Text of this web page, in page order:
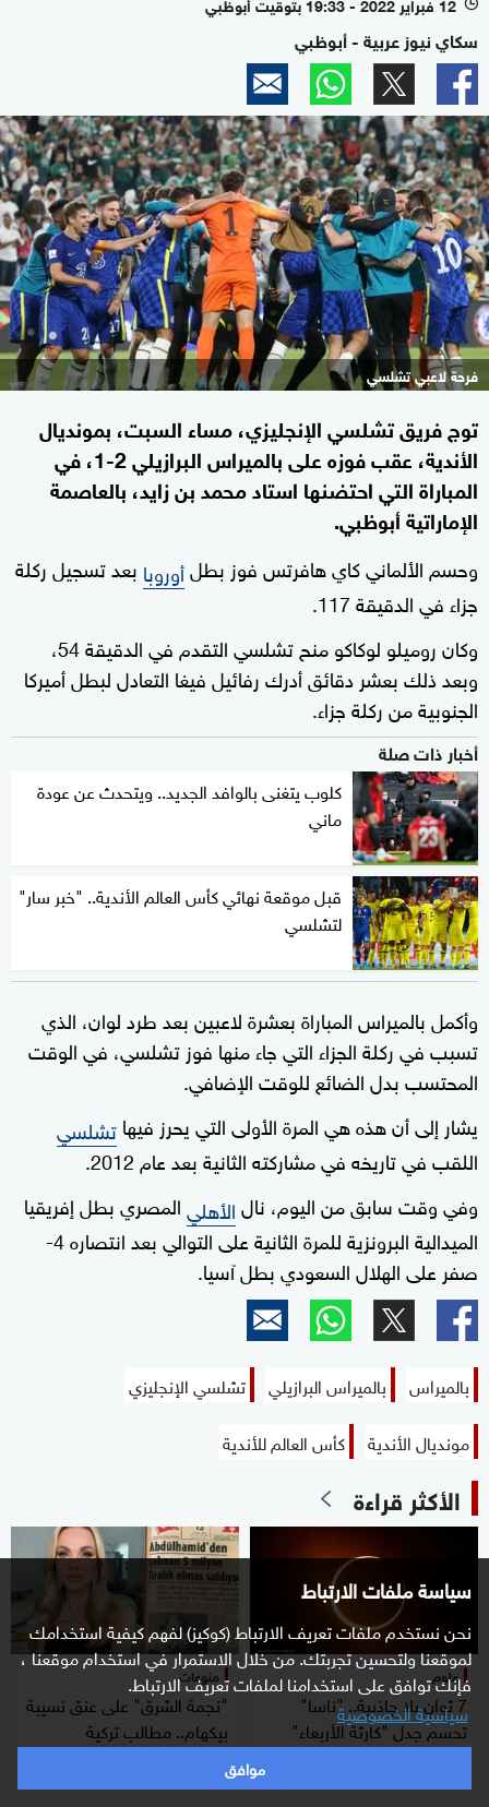
سياسة ملفات الارتباط
نحن نستخدم ملفات تعريف الارتباط (كوكيز) لفهم كيفية استخدامك
لموقعنا ولتحسين تجربتك. من خلال الاستمرار في استخدام موقعنا ،
فإنك توافق على استخدامنا لملفات تعريف الارتباط.
سياسية الخصوصية
موافق
l
سكاي نيوز عربية - أبوظبي
فرحة لاعبي تشلسي
توج فريق تشلسي الإنجليزي، مساء السبت، بمونديال
الأندية، عقب فوزه على بالميراس البرازيلي 2-1، في
المباراة التي احتضنها استاد محمد بن زايد، بالعاصمة
الإماراتية أبوظبي.
وحسم الألماني كاي هافرتس فوز بطلأوروبا بعد تسجيل ركلة
جزاء في الدقيقة 117.
وكان روميلو لوكاكو منح تشلسي التقدم في الدقيقة 54،
وبعد ذلك بعشر دقائق أدرك رفائيل فيغا التعادل لبطل أميركا
الجنوبية من ركلة جزاء.
أخبار ذات صلة
كلوب يتغنى بالوافد الجديد.. ويتحدث عن عودة
ماني
قبل موقعة نهائي كأس العالم الأندية.. "خبر سار"
لتشلسي
وأكمل بالميراس المباراة بعشرة لاعبين بعد طرد لوان، الذي
تسبب في ركلة الجزاء التي جاء منها فوز تشلسي، في الوقت
المحتسب بدل الضائع للوقت الإضافي.
يشار إلى أن هذه هي المرة الأولى التي يحرز فيهاتشلسي
اللقب في تاريخه في مشاركته الثانية بعد عام 2012.
وفي وقت سابق من اليوم، نالالأهليالمصري بطل إفريقيا
الميدالية البرونزية للمرة الثانية على التوالي بعد انتصاره 4-
صفر على الهلال السعودي بطل آسيا.
بالميراس بالميراس البرازيلي
تشلسي الإنجليزي
مونديال الأندية
كأس العالم للأندية
الأكثر قراءة
علوم
7 ثوان بلا جاذبية.. "ناسا"
تحسم جدل "كارثة الأربعاء"
منوعات
"نجمة الشرق" على عنق نسيبة
بيكهام.. مطالب تركية
باستعادتها